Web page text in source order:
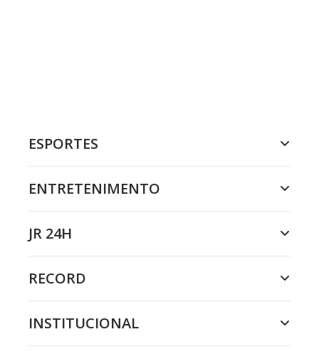
ESPORTES
ENTRETENIMENTO
JR 24H
RECORD
INSTITUCIONAL